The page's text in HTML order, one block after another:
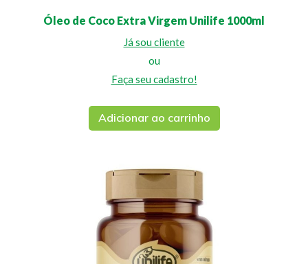
Óleo de Coco Extra Virgem Unilife 1000ml
Já sou cliente
ou
Faça seu cadastro!
Adicionar ao carrinho